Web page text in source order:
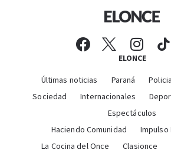
ELONCE
Últimas noticias Paraná
Sociedad
Internacionales
Espectáculos
Haciendo Comunidad
Impulso
La Cocina del Once
Clasionce